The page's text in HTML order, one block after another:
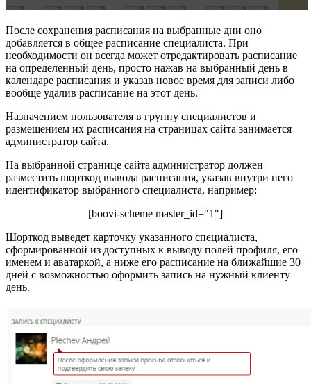
После сохранения расписания на выбранные дни оно
добавляется в общее расписание специалиста. При
необходимости он всегда может отредактировать расписание
на определенный день, просто нажав на выбранный день в
календаре расписания и указав новое время для записи либо
вообще удалив расписание на этот день.
Назначением пользователя в группу специалистов и
размещением их расписания на страницах сайта занимается
администратор сайта.
На выбранной странице сайта администратор должен
разместить шорткод вывода расписания, указав внутри него
идентификатор выбранного специалиста, например:
[boovi-scheme master_id="1"]
Шорткод выведет карточку указанного специалиста,
сформированной из доступных к выводу полей профиля, его
именем и аватаркой, а ниже его расписание на ближайшие 30
дней с возможностью оформить запись на нужный клиенту
день.